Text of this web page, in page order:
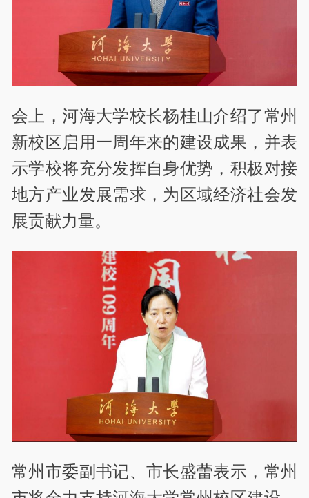
会上，河海大学校长杨桂山介绍了常州
新校区启用一周年来的建设成果，并表
示学校将充分发挥自身优势，积极对接
地方产业发展需求，为区域经济社会发
展贡献力量。
常州市委副书记、市长盛蕾表示，常州